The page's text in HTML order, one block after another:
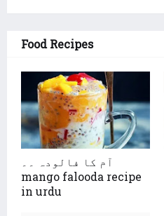
Food Recipes
آم کا فالودہ ۔۔
mango falooda recipe
in urdu